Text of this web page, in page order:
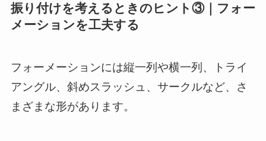
振り付けを考えるときのヒント③｜フォー
メーションを工夫する
フォーメーションには縦一列や横一列、トライ
アングル、斜めスラッシュ、サークルなど、さ
まざまな形があります。